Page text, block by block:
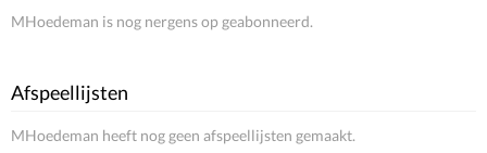
MHoedeman is nog nergens op geabonneerd.
Afspeellijsten
MHoedeman heeft nog geen afspeellijsten gemaakt.